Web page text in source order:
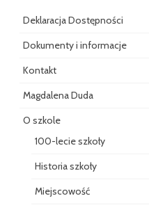
Deklaracja Dostępności
Dokumenty i informacje
Kontakt
Magdalena Duda
O szkole
100-lecie szkoły
Historia szkoły
Miejscowość